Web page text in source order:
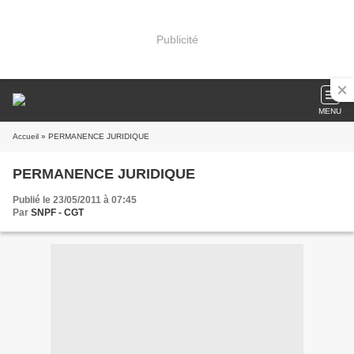
Publicité
MENU
Accueil » PERMANENCE JURIDIQUE
PERMANENCE JURIDIQUE
Publié le 23/05/2011 à 07:45
Par SNPF - CGT